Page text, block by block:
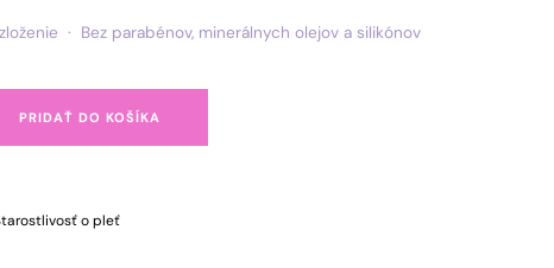
· Bez parabénov, minerálnych olejov a silikónov
PRIDAŤ DO KOŠÍKA
o pleť